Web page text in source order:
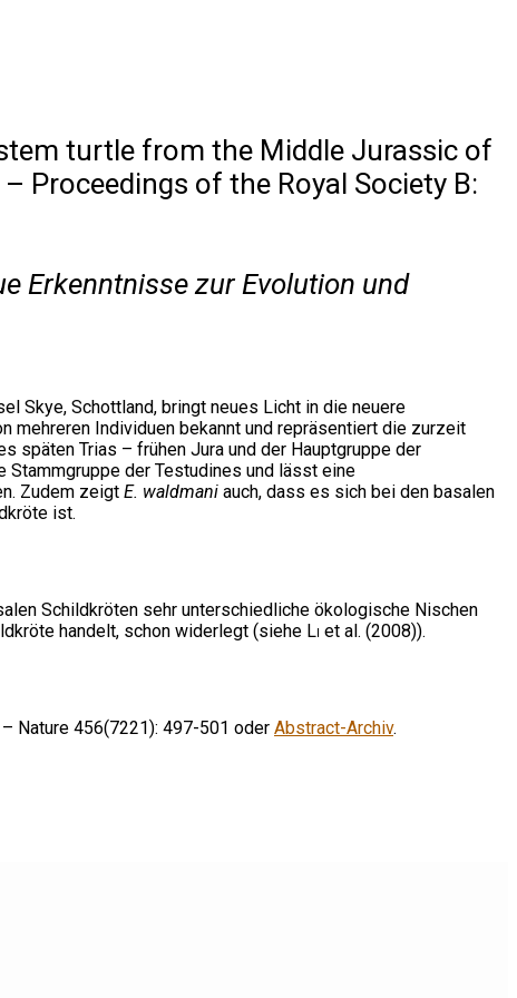
turtle from the Middle Jurassic of
Proceedings of the Royal Society B:
Erkenntnisse zur Evolution und
Skye, Schottland, bringt neues Licht in die neuere
mehreren Individuen bekannt und repräsentiert die zurzeit
späten Trias – frühen Jura und der Hauptgruppe der
der Testudines und lässt eine
Zudem zeigt E. waldmani auch, dass es sich bei den basalen
ist.
Schildkröten sehr unterschiedliche ökologische Nischen
handelt, schon widerlegt (siehe Li et al. (2008)).
Nature 456(7221): 497-501 oder Abstract-Archiv.